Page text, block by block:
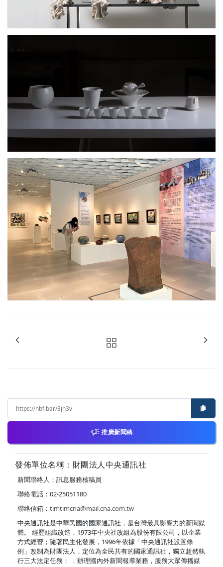
推廣新聞稿
發佈單位名稱：財團法人中央通訊社
新聞聯絡人：訊息服務核稿員
聯絡電話：02-25051180
聯絡信箱： timtimcna@mail.cna.com.tw
中央通訊社是中華民國的國家通訊社，是台灣最具影響力的新聞媒
體。 經歷組織改造，1973年中央社改組為股份有限公司，以企業
方式經營；隨著民主化發展，1996年依據「中央通訊社設置條
例」改制為財團法人，定位為全民共有的國家通訊社，獨立超然執
行三大法定任務： ．辦理國內外新聞報導業務，服務大眾傳播媒